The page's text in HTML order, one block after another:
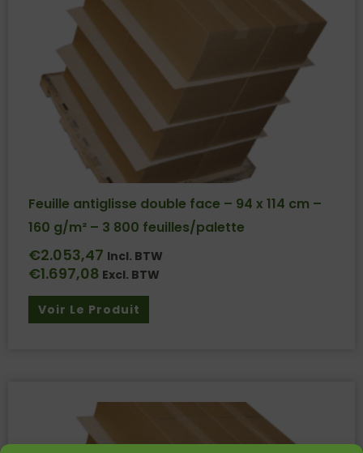
Feuille antiglisse double face – 94 x 114 cm –
160 g/m² – 3 800 feuilles/palette
€2.053,47 Incl. BTW
€1.697,08 Excl. BTW
Voir Le Produit